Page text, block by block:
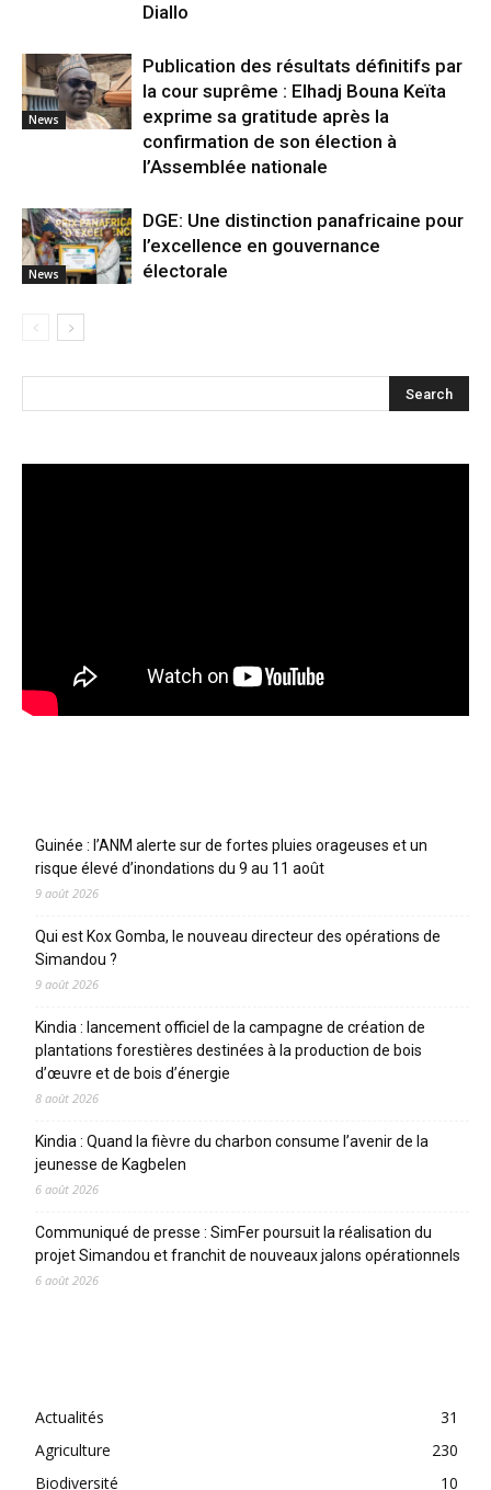
Diallo
News
Publication des résultats définitifs par
la cour suprême : Elhadj Bouna Keïta
exprime sa gratitude après la
confirmation de son élection à
l’Assemblée nationale
News
DGE: Une distinction panafricaine pour
l’excellence en gouvernance
électorale
Guinée : l’ANM alerte sur de fortes pluies orageuses et un
risque élevé d’inondations du 9 au 11 août
9 août 2026
Qui est Kox Gomba, le nouveau directeur des opérations de
Simandou ?
9 août 2026
Kindia : lancement officiel de la campagne de création de
plantations forestières destinées à la production de bois
d’œuvre et de bois d’énergie
8 août 2026
Kindia : Quand la fièvre du charbon consume l’avenir de la
jeunesse de Kagbelen
6 août 2026
Communiqué de presse : SimFer poursuit la réalisation du
projet Simandou et franchit de nouveaux jalons opérationnels
6 août 2026
Actualités
31
Agriculture
230
Biodiversité
10